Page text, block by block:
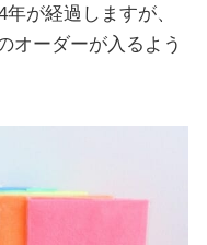
が経過しますが、
オーダーが入るよう